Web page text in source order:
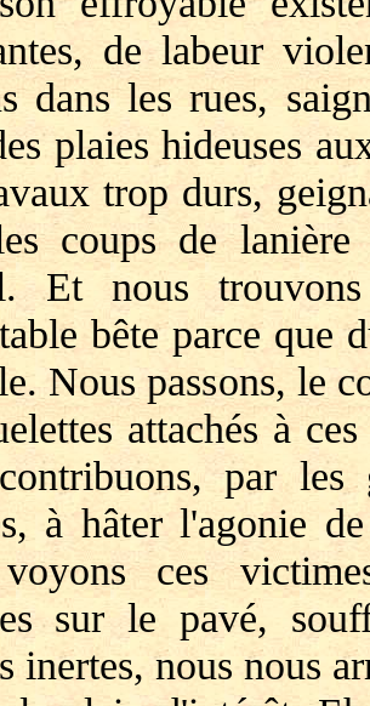
de labeur
dans les rues,
plaies hideuses
trop durs,
coups de
Et nous
bête parce que
Nous passons, le
attachés à
par les
à hâter l'agonie
ces
sur le pavé,
inertes, nous nous